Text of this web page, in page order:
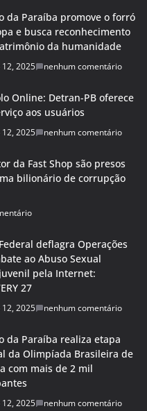
da Paraíba promove o forró
e busca reconhecimento
da humanidade
2025 nenhum comentário
Online: Detran-PB oferece
aos usuários
2025 nenhum comentário
da Fast Shop são presos
bilionário de corrupção
deflagra Operações
ao Abuso Sexual
pela Internet:
27
2025 nenhum comentário
da Paraíba realiza etapa
da Olimpíada Brasileira de
com mais de 2 mil
2025 nenhum comentário